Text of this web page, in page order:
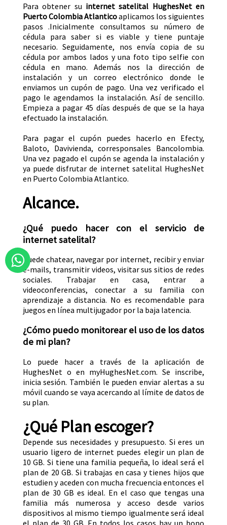
Para obtener su internet satelital HughesNet en
Puerto Colombia Atlanticoaplicamos los siguientes
pasos .Inicialmente consultamos su número de
cédula para saber si es viable y tiene puntaje
necesario. Seguidamente, nos envía copia de su
cédula por ambos lados y una foto tipo selfie con
cédula en mano. Además nos la dirección de
instalación y un correo electrónico donde le
enviamos un cupón de pago. Una vez verificado el
pago le agendamos la instalación. Así de sencillo.
Empieza a pagar 45 días después de que se la haya
efectuado la instalación.
Para pagar el cupón puedes hacerlo en Efecty,
Baloto, Davivienda, corresponsales Bancolombia.
Una vez pagado el cupón se agenda la instalación y
ya puede disfrutar de internet satelital HughesNet
en Puerto Colombia Atlantico.
Alcance.
¿Qué puedo hacer con el servicio de
internet satelital?
Puede chatear, navegar por internet, recibir y enviar
e-mails, transmitir videos, visitar sus sitios de redes
sociales. Trabajar en casa, entrar a
videoconferencias, conectar a su familia con
aprendizaje a distancia. No es recomendable para
juegos en línea multijugador por la baja latencia.
¿Cómo puedo monitorear el uso de los datos
de mi plan?
Lo puede hacer a través de la aplicación de
HughesNet o en myHughesNet.com. Se inscribe,
inicia sesión. También le pueden enviar alertas a su
móvil cuando se vaya acercando al límite de datos de
su plan.
¿Qué Plan escoger?
Depende sus necesidades y presupuesto. Si eres un
usuario ligero de internet puedes elegir un plan de
10 GB. Si tiene una familia pequeña, lo ideal será el
plan de 20 GB. Si trabajas en casa y tienes hijos que
estudien y aceden con mucha frecuencia entonces el
plan de 30 GB es ideal. En el caso que tengas una
familia más numerosa y acceso desde varios
dispositivos al mismo tiempo igualmente será ideal